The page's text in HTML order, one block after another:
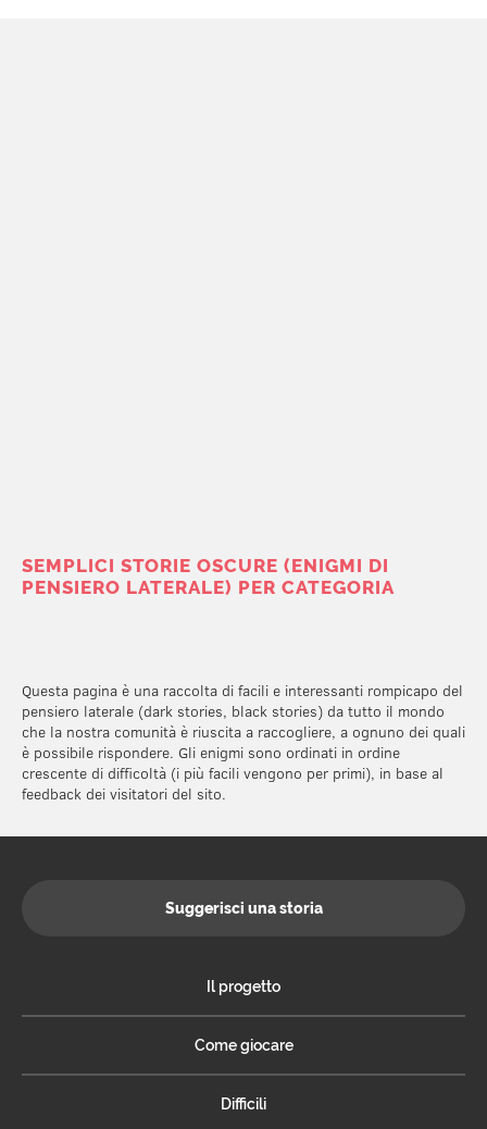
SEMPLICI STORIE OSCURE (ENIGMI DI
PENSIERO LATERALE) PER CATEGORIA
Questa pagina è una raccolta di facili e interessanti rompicapo del
pensiero laterale (dark stories, black stories) da tutto il mondo
che la nostra comunità è riuscita a raccogliere, a ognuno dei quali
è possibile rispondere. Gli enigmi sono ordinati in ordine
crescente di difficoltà (i più facili vengono per primi), in base al
feedback dei visitatori del sito.
Suggerisci una storia
Il progetto
Come giocare
Difficili